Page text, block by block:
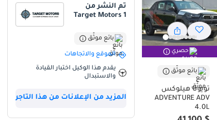
حصري
بائع موثّق
تويوتا هيلوكس
ADVENTURE ADV
4.0L
تم النشر من
Target Motors 1
بائع موثّق
الموقع والاتجاهات
يقدم هذا الوكيل اختبار القيادة
والاستبدال
المزيد من الإعلانات من هذا التاجر
أقل معدل استهلاك في فئته
تصنيف السلامة 5 نجوم من NCAP
تُمثل هذه الشاحنة من طراز هايلوكس 2025 المعيار الذهبي المطلق
للموثوقية والأداء في سوق دول مجلس التعاون الخليجي، إذ تجمع بين
بساطة التصميم الميكانيكي والقدرات الحديثة. وبفضل كونها من طراز
جديد تمامًا وحالتها الممتازة، فهي تتجنب التلف الناتج عن الاستخدام